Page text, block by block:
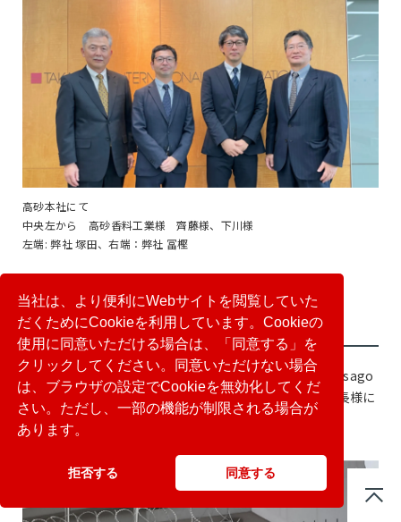
高砂本社にて
中央左から 高砂香料工業様 齊藤様、下川様
左端: 弊社 塚田、右端：弊社 冨樫
PT. Takasago International
Indonesia メンバー
今回、直接お話をお伺いできませんでしたが、PT. Takasago
International IndonesiaのIswanto Juandy Tjeng 社長様に
は大変お世話になりました。
当社は、より便利にWebサイトを閲覧していた
だくためにCookieを利用しています。Cookieの
使用に同意いただける場合は、「同意する」を
クリックしてください。同意いただけない場合
は、ブラウザの設定でCookieを無効化してくだ
さい。ただし、一部の機能が制限される場合が
あります。
拒否する 同意する